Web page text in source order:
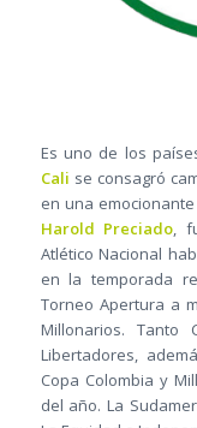
Es uno de los
Cali se consagró
en una
Harold Preciado,
Atlético Nacional
en la temporada
Torneo Apertura a
Millonarios. Tanto
Libertadores,
Copa Colombia y
del año. La